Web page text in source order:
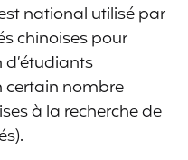
national utilisé par
chinoises pour
d’étudiants
certain nombre
à la recherche de